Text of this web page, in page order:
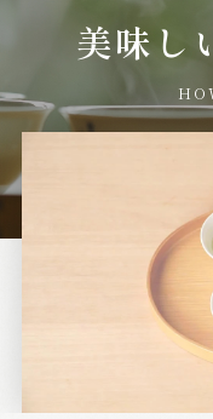
美味し